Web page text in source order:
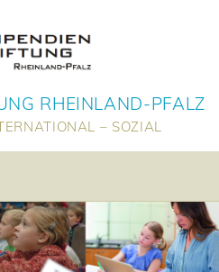
RHEINLAND-PFALZ
– SOZIAL